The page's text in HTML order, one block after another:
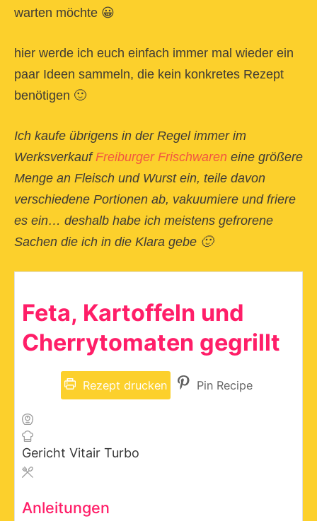
warten möchte 😀
hier werde ich euch einfach immer mal wieder ein
paar Ideen sammeln, die kein konkretes Rezept
benötigen 🙂
Ich kaufe übrigens in der Regel immer im
WerksverkaufFreiburger Frischwaren eine größere
Menge an Fleisch und Wurst ein, teile davon
verschiedene Portionen ab, vakuumiere und friere
es ein… deshalb habe ich meistens gefrorene
Sachen die ich in die Klara gebe 🙂
Feta, Kartoffeln und
Cherrytomaten gegrillt
Rezept drucken Pin Recipe
Gericht Vitair Turbo
Anleitungen